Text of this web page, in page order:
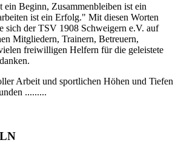
ein Beginn, Zusammenbleiben ist ein
ist ein Erfolg." Mit diesen Worten
sich der TSV 1908 Schweigern e.V. auf
Mitgliedern, Trainern, Betreuern,
freiwilligen Helfern für die geleistete
Arbeit und sportlichen Höhen und Tiefen
.........